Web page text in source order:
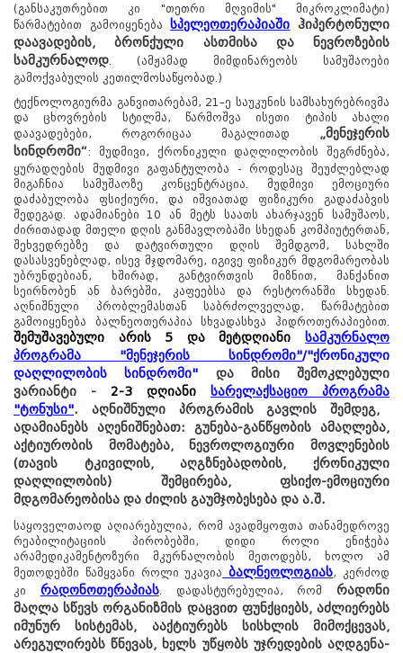
(განსაკუთრებით კი "თეთრი მღვიმის" მიკროკლიმატი)
წარმატებით გამოიყენებასპელეოთერაპიაში ჰიპერტონული
დაავადების, ბრონქული ასთმისა და ნევროზების
სამკურნალოდ . (ამჟამად მიმდინარეობს სამუშაოები
გამოქვაბულის კეთილმოსაწყობად.)
ტექნოლოგიურმა განვითარებამ, 21–ე საუკუნის სამსახურებრივმა
და ცხოვრების სტილმა, წარმოშვა ისეთი ტიპის ახალი
დაავადებები, როგორიცაა მაგალითად „მენეჯერის
სინდრომი“: მუდმივი, ქრონიკული დაღლილობის შეგრძნება,
ყურადღების მუდმივი გაფანტულობა - როდესაც შეუძლებლად
მიგაჩნია სამუშაოზე კონცენტრაცია. მუდმივი ემოციური
დაძაბულობა ფსიქიური, და იშვიათად ფიზიკური გადაძაბვის
შედეგად. ადამიანები 10 ან მეტს საათს ახარჯავენ სამუშაოს,
ძირითადად მთელი დღის განმავლობაში სხედან კომპიუტერთან,
შეხვედრებზე და დატვირთული დღის შემდგომ, სახლში
დასასვენებლად, ისევ მჯდომარე, იგივე ფიზიკურ მდგომარეობას
უბრუნდებიან, ხშირად, განტვირთვის მიზნით, მანქანით
სეირნობენ ან ბარებში, კაფეებსა და რესტორანში სხედან.
აღნიშნული პრობლემასთან საბრძოლველად, წარმატებით
გამოიყენება ბალნეოთერაპია სხვადასხვა ჰიდროთერაპიებით.
შემუშავებული არის 5 და მეტდღიანი
სამკურნალო
პროგრამა "მენეჯერის სინდრომი"/"ქრონიკული
დაღლილობის სინდრომი" და მისი შემოკლებული
ვარიანტი - 2-3 დღიანი
სარელაქსაციო პროგრამა
"ტონუსი". აღნიშნული პროგრამის გავლის შემდეგ,
ადამიანებს აღენიშნებათ: გუნება-განწყობის ამაღლება,
აქტიურობის მომატება, ნევროლოგიური მოვლენების
(თავის ტკივილის, აღგზნებადობის, ქრონიკული
დაღლილობის) შემცირება, ფსიქო-ემოციური
მდგომარეობისა და ძილის გაუმჯობესება და ა.შ.
საყოველთაოდ აღიარებულია, რომ ავადმყოფთა თანამედროვე
რეაბილიტაციის პირობებში, დიდი როლი ენიჭება
არამედიკამენტოზური მკურნალობის მეთოდებს, ხოლო ამ
მეთოდებში წამყვანი როლი უკავია ბალნეოლოგიას, კერძოდ
კი რადონოთერაპიას. დადასტურებულია, რომ რადონი
მაღლა სწევს ორგანიზმის დაცვით ფუნქციებს, აძლიერებს
იმუნურ სისტემას, ააქტიურებს სისხლის მიმოქცევას,
არეგულირებს წნევას, ხელს უწყობს უჯრედების აღდგენა-